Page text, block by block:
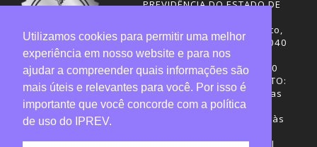
PREVIDÊNCIA DO ESTADO DE
Rua Visconde de Ouro Preto,
291 – Centro - CEP: 88020-040
Florianópolis - SC
Telefones: (48) 3665-4600
HORÁRIO DE FUNCIONAMENTO:
Central de Atendimento: das
12h30 às 18h
Sede administrativa: 7h30 às
Desenvolvimento: CIASC |
Utilizamos cookies para permitir uma melhor
experiência em nosso website e para nos
ajudar a compreender quais informações são
mais úteis e relevantes para você. Por isso é
importante que você concorde com a política
de uso do IPREV.